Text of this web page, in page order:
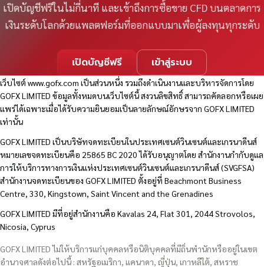
เปิดบัญชีฟรีในไม่กี่นาที และเข้าถึงการซื้อขาย CFD บนตลาดการ
เงินระดับโลกด้วยแพลตฟอร์มที่ออกแบบมาเพื่อผู้ลงทุนทุกระดับ
เปิดบัญชีฟรี เข้าสู่ระบบ
เว็บไซต์www.gofx.com เป็นส่วนหนึ่ง รวมถึงดำเนินงานและบริหารจัดการโดย
GOFX LIMITED ข้อมูลทั้งหมดบนเว็บไซต์นี้ สงวนลิขสิทธิ์ สามารถคัดลอกหรือเผย
แพร่ได้เฉพาะเมื่อได้รับความยินยอมเป็นลายลักษณ์อักษรจาก GOFX LIMITED
เท่านั้น
GOFX LIMITED เป็นบริษัทจดทะเบียนในประเทศเซนต์วินเซนต์และเกรนาดีนส์
หมายเลขจดทะเบียนคือ 25865 BC 2020 ได้รับอนุญาตโดย สำนักงานกำกับดูแล
การให้บริการทางการเงินแห่งประเทศเซนต์วินเซนต์และเกรนาดีนส์ (SVGFSA)
สำนักงานจดทะเบียนของ GOFX LIMITED ตั้งอยู่ที่ Beachmont Business
Centre, 330, Kingstown, Saint Vincent and the Grenadines
GOFX LIMITED มีที่อยู่สำนักงานคือ Kavalas 24, Flat 301, 2044 Strovolos,
Nicosia, Cyprus
GOFX LIMITED ไม่ให้บริการแก่บุคคลหรือนิติบุคคลที่มีถิ่นพำนักหรืออยู่ในเขต
อำนาจศาลดังต่อไปนี้ : สหรัฐอเมริกา, แคนาดา, ญี่ปุ่น, เกาหลีใต้, สหราช